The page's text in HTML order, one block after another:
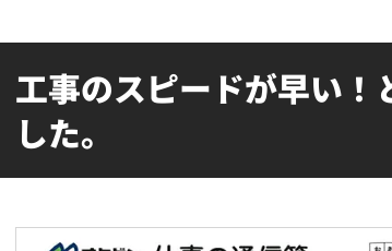
工事のスピードが早い！
した。